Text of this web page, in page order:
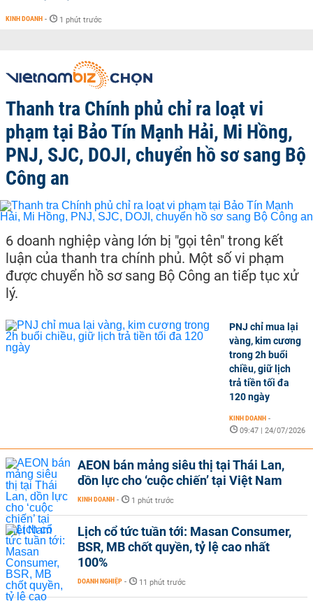
KINH DOANH - 1 phút trước
Thanh tra Chính phủ chỉ ra loạt vi
phạm tại Bảo Tín Mạnh Hải, Mi Hồng,
PNJ, SJC, DOJI, chuyển hồ sơ sang Bộ
Công an
6 doanh nghiệp vàng lớn bị "gọi tên" trong kết
luận của thanh tra chính phủ. Một số vi phạm
được chuyển hồ sơ sang Bộ Công an tiếp tục xử
lý.
PNJ chỉ mua lại
vàng, kim cương
trong 2h buổi
chiều, giữ lịch
trả tiền tối đa
120 ngày
KINH DOANH -
09:47 | 24/07/2026
AEON bán mảng siêu thị tại Thái Lan,
dồn lực cho ‘cuộc chiến’ tại Việt Nam
KINH DOANH - 1 phút trước
Lịch cổ tức tuần tới: Masan Consumer,
BSR, MB chốt quyền, tỷ lệ cao nhất
100%
DOANH NGHIỆP - 11 phút trước